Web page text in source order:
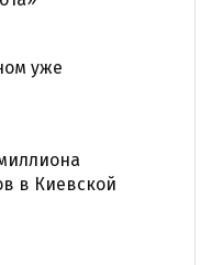
уже
в Киевской